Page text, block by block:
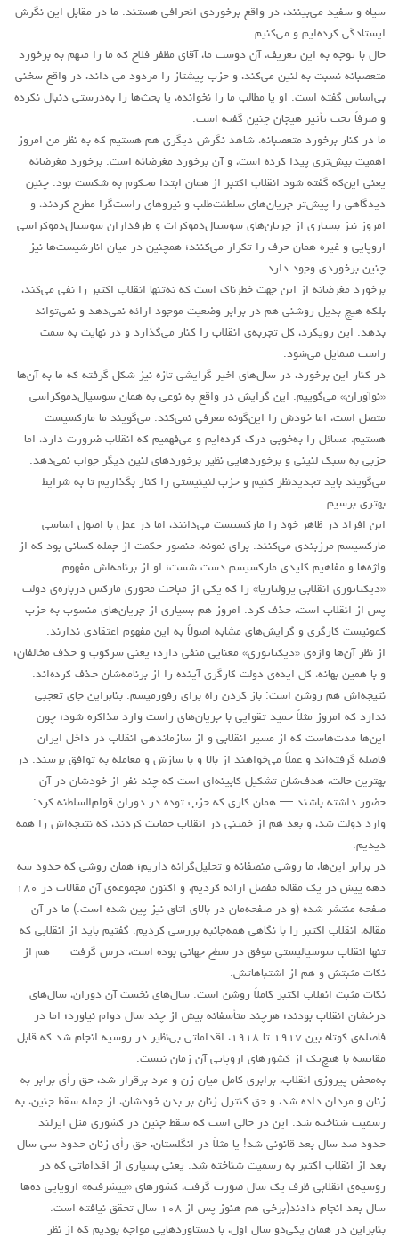
سیاه و سفید می‌بینند، در واقع برخوردی انحرافی هستند. ما در مقابل این نگرش
ایستادگی کرده‌ایم و می‌کنیم.
حال با توجه به این تعریف، آن دوست ما، آقای مظفر فلاح که ما را متهم به برخورد
متعصبانه نسبت به لنین می‌کند، و حزب پیشتاز را مردود می داند، در واقع سخنی
بی‌اساس گفته است. او یا مطالب ما را نخوانده، یا بحث‌ها را به‌درستی دنبال نکرده
و صرفاً تحت تأثیر هیجان چنین گفته است.
ما در کنار برخورد متعصبانه، شاهد نگرش دیگری هم هستیم که به نظر من امروز
اهمیت بیش‌تری پیدا کرده است، و آن برخورد مغرضانه است. برخورد مغرضانه
یعنی این‌که گفته شود انقلاب اکتبر از همان ابتدا محکوم به شکست بود. چنین
دیدگاهی را پیش‌تر جریان‌های سلطنت‌طلب و نیروهای راست‌گرا مطرح کردند، و
امروز نیز بسیاری از جریان‌های سوسیال‌دموکرات و طرفداران سوسیال‌دموکراسی
اروپایی و غیره همان حرف را تکرار می‌کنند؛ همچنین در میان انارشیست‌ها نیز
چنین برخوردی وجود دارد.
برخورد مغرضانه از این جهت خطرناک است که نه‌تنها انقلاب اکتبر را نفی می‌کند،
بلکه هیچ بدیل روشنی هم در برابر وضعیت موجود ارائه نمی‌دهد و نمی‌تواند
بدهد. این رویکرد، کل تجربه‌ی انقلاب را کنار می‌گذارد و در نهایت به سمت
راست متمایل می‌شود.
در کنار این برخورد، در سال‌های اخیر گرایشی تازه نیز شکل گرفته که ما به آن‌ها
«نوآوران» می‌گوییم. این گرایش در واقع به نوعی به همان سوسیال‌دموکراسی
متصل است، اما خودش را این‌گونه معرفی نمی‌کند. می‌گویند ما مارکسیست
هستیم، مسائل را به‌خوبی درک کرده‌ایم و می‌فهمیم که انقلاب ضرورت دارد، اما
حزبی به سبک لنینی و برخوردهایی نظیر برخوردهای لنین دیگر جواب نمی‌دهد.
می‌گویند باید تجدیدنظر کنیم و حزب لنینیستی را کنار بگذاریم تا به شرایط
بهتری برسیم.
این افراد در ظاهر خود را مارکسیست می‌دانند، اما در عمل با اصول اساسی
مارکسیسم مرزبندی می‌کنند. برای نمونه، منصور حکمت از جمله کسانی بود که از
واژه‌ها و مفاهیم کلیدی مارکسیسم دست شست؛ او از برنامه‌اش مفهوم
«دیکتاتوری انقلابی پرولتاریا» را که یکی از مباحث محوری مارکس درباره‌ی دولت
پس از انقلاب است، حذف کرد. امروز هم بسیاری از جریان‌های منسوب به حزب
کمونیست کارگری و گرایش‌های مشابه اصولاً به این مفهوم اعتقادی ندارند.
از نظر آن‌ها واژه‌ی «دیکتاتوری» معنایی منفی دارد؛ یعنی سرکوب و حذف مخالفان؛
و با همین بهانه، کل ایده‌ی دولت کارگری آینده را از برنامه‌شان حذف کرده‌اند.
نتیجه‌اش هم روشن است: باز کردن راه برای رفورمیسم. بنابراین جای تعجبی
ندارد که امروز مثلاً حمید تقوایی با جریان‌های راست وارد مذاکره شود؛ چون
این‌ها مدت‌هاست که از مسیر انقلابی و از سازماندهی انقلاب در داخل ایران
فاصله گرفته‌اند و عملاً می‌خواهند از بالا و با سازش و معامله به توافق برسند. در
بهترین حالت، هدف‌شان تشکیل کابینه‌ای است که چند نفر از خودشان در آن
حضور داشته باشند — همان کاری که حزب توده در دوران قوام‌السلطنه کرد:
وارد دولت شد، و بعد هم از خمینی در انقلاب حمایت کردند، که نتیجه‌اش را همه
دیدیم.
در برابر این‌ها، ما روشی منصفانه و تحلیل‌گرانه داریم؛ همان روشی که حدود سه
دهه پیش در یک مقاله مفصل ارائه کردیم، و اکنون مجموعه‌ی آن مقالات در ۱۸۰
صفحه منتشر شده (و در صفحه‌مان در بالای اتاق نیز پین شده است.) ما در آن
مقاله، انقلاب اکتبر را با نگاهی همه‌جانبه بررسی کردیم. گفتیم باید از انقلابی که
تنها انقلاب سوسیالیستی موفق در سطح جهانی بوده است، درس گرفت — هم از
نکات مثبتش و هم از اشتباهاتش.
نکات مثبت انقلاب اکتبر کاملاً روشن است. سال‌های نخست آن دوران، سال‌های
درخشان انقلاب بودند؛ هرچند متأسفانه بیش از چند سال دوام نیاورد؛ اما در
فاصله‌ی کوتاه بین ۱۹۱۷ تا ۱۹۱۸، اقداماتی بی‌نظیر در روسیه انجام شد که قابل
مقایسه با هیچ‌یک از کشورهای اروپایی آن زمان نیست.
به‌محض پیروزی انقلاب، برابری کامل میان زن و مرد برقرار شد، حق رأی برابر به
زنان و مردان داده شد، و حق کنترل زنان بر بدن خودشان، از جمله سقط جنین، به
رسمیت شناخته شد. این در حالی است که سقط جنین در کشوری مثل ایرلند
حدود صد سال بعد قانونی شد! یا مثلاً در انگلستان، حق رأی زنان حدود سی سال
بعد از انقلاب اکتبر به رسمیت شناخته شد. یعنی بسیاری از اقداماتی که در
روسیه‌ی انقلابی ظرف یک سال صورت گرفت، کشورهای «پیشرفته» اروپایی ده‌ها
سال بعد انجام دادند(برخی هم هنوز پس از ۱۰۸ سال تحقق نیافته است.
بنابراین در همان یکی‌دو سال اول، با دستاوردهایی مواجه بودیم که از نظر